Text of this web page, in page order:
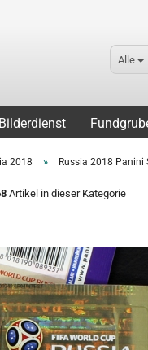
Alle
Bilderdienst
2018 » Russia 2018 Panini
Artikel in dieser Kategorie